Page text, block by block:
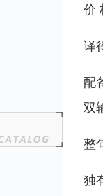
价
译
配
双
整
独